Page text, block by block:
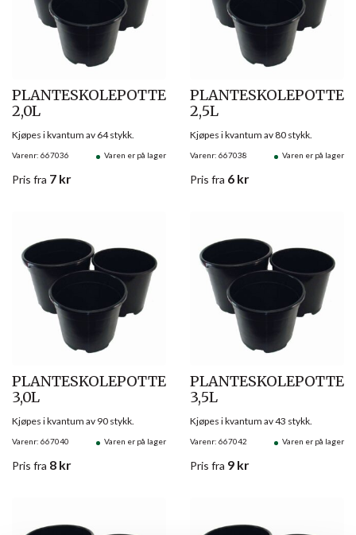
PLANTESKOLEPOTTE
2,0L
Varenr: 667036 Varen er på lager
Kjøpes i kvantum av 64 stykk.
Pris fra 7 kr
PLANTESKOLEPOTTE
2,5L
Varenr: 667038 Varen er på lager
Kjøpes i kvantum av 80 stykk.
Pris fra 6 kr
PLANTESKOLEPOTTE
3,0L
Varenr: 667040 Varen er på lager
Kjøpes i kvantum av 90 stykk.
Pris fra 8 kr
PLANTESKOLEPOTTE
3,5L
Varenr: 667042 Varen er på lager
Kjøpes i kvantum av 43 stykk.
Pris fra 9 kr